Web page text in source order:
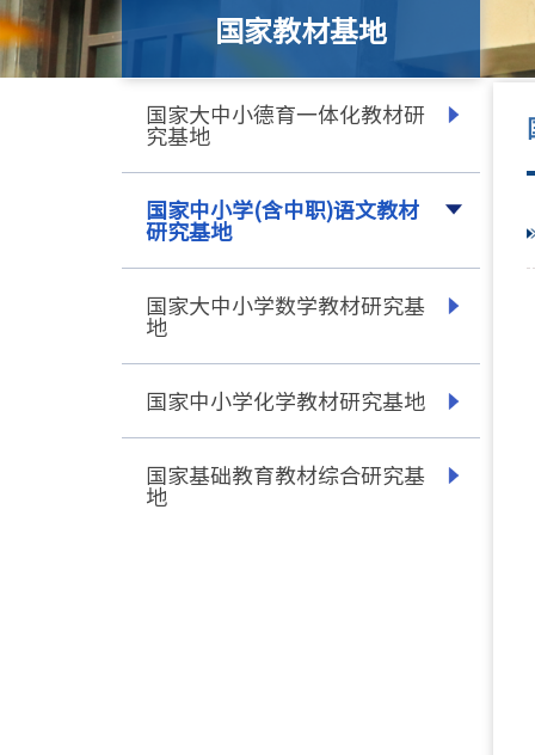
国家教材基地
国家大中小德育一体化教材研
究基地
国家中小学(含中职)语文教材
研究基地
国家大中小学数学教材研究基
地
国家中小学化学教材研究基地
国家基础教育教材综合研究基
地